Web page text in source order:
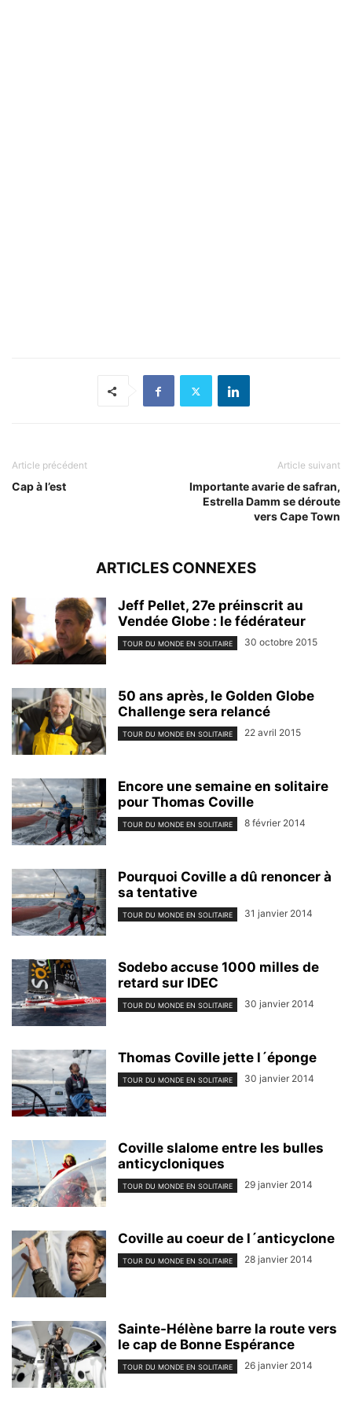
Article précédent
Cap à l’est
Article suivant
Importante avarie de safran,
Estrella Damm se déroute
vers Cape Town
ARTICLES CONNEXES
Jeff Pellet, 27e préinscrit au
Vendée Globe : le fédérateur
TOUR DU MONDE EN SOLITAIRE 30 octobre 2015
50 ans après, le Golden Globe
Challenge sera relancé
TOUR DU MONDE EN SOLITAIRE 22 avril 2015
Encore une semaine en solitaire
pour Thomas Coville
TOUR DU MONDE EN SOLITAIRE 8 février 2014
Pourquoi Coville a dû renoncer à
sa tentative
TOUR DU MONDE EN SOLITAIRE 31 janvier 2014
Sodebo accuse 1000 milles de
retard sur IDEC
TOUR DU MONDE EN SOLITAIRE 30 janvier 2014
Thomas Coville jette l´éponge
TOUR DU MONDE EN SOLITAIRE 30 janvier 2014
Coville slalome entre les bulles
anticycloniques
TOUR DU MONDE EN SOLITAIRE 29 janvier 2014
Coville au coeur de l´anticyclone
TOUR DU MONDE EN SOLITAIRE 28 janvier 2014
Sainte-Hélène barre la route vers
le cap de Bonne Espérance
TOUR DU MONDE EN SOLITAIRE 26 janvier 2014